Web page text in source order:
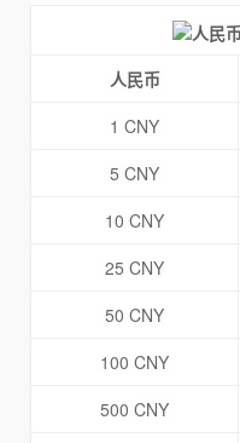
人民币
1 CNY
5 CNY
10 CNY
25 CNY
50 CNY
100 CNY
500 CNY